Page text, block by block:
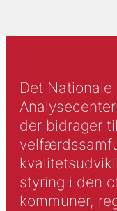
Det Nationale
der bidrager
styring i den
kommuner,